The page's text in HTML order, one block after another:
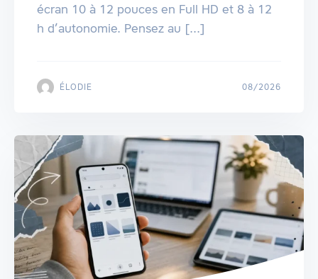
écran 10 à 12 pouces en Full HD et 8 à 12
h d’autonomie. Pensez au [...]
ÉLODIE 08/2026